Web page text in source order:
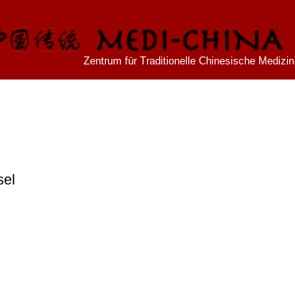
Zentrum für Traditionelle Chinesische Medizin